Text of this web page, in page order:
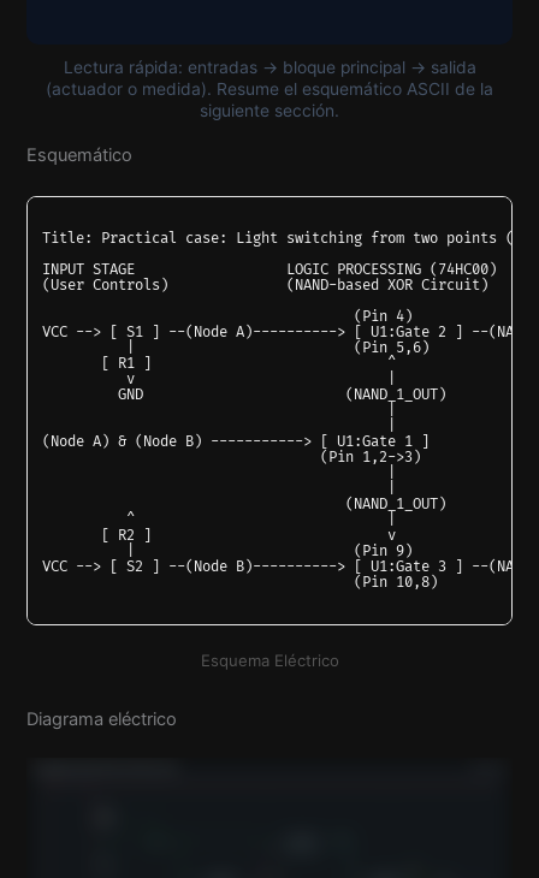
Lectura rápida: entradas → bloque principal → salida
(actuador o medida). Resume el esquemático ASCII de la
siguiente sección.
Esquemático
Title: Practical case: Light switching from two points
INPUT STAGE                  LOGIC PROCESSING (74HC00)
(User Controls)              (NAND-based XOR
                                     (Pin 4)
VCC --> [ S1 ] --(Node A)----------> [ U1:Gate 2 ] --
|                          (Pin 5,6)
[ R1 ]                            ^
v                              |
GND                        (NAND_1_OUT)
(Node A) & (Node B) -----------> [ U1:Gate 1 ]
(Pin 1,2->3)
(NAND_1_OUT)
^                              |
[ R2 ]                            v
|                          (Pin 9)
VCC --> [ S2 ] --(Node B)----------> [ U1:Gate 3 ] --
Esquema Eléctrico
Diagrama eléctrico